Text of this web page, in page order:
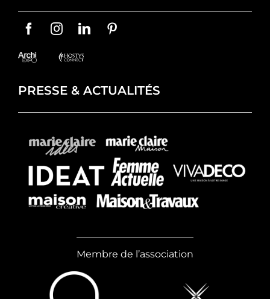
PRESSE & ACTUALITÉS
Membre de l’association